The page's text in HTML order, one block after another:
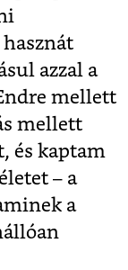
azzal a
mellett
mellett
és kaptam
– a
a